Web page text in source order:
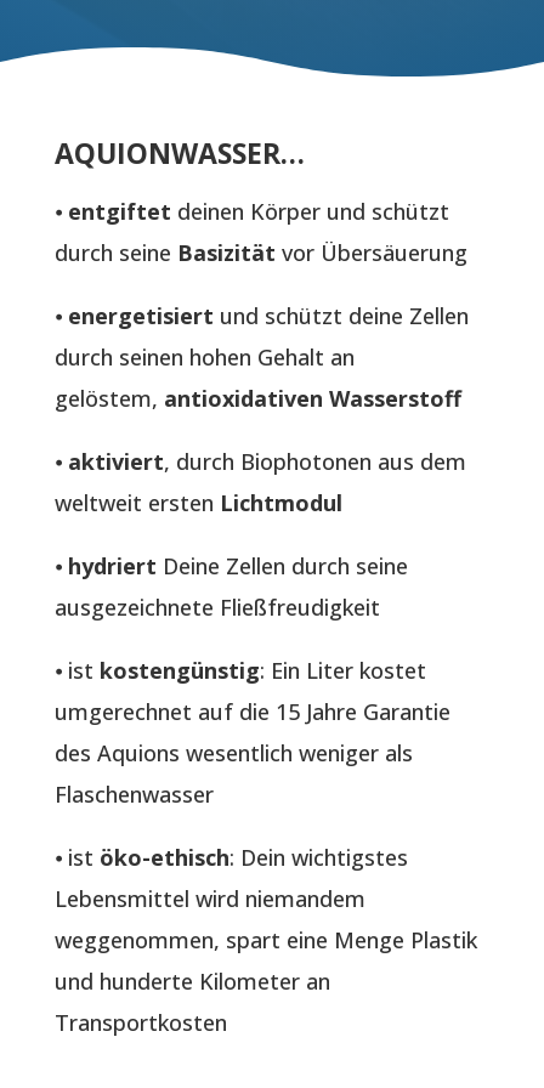
AQUIONWASSER…
⦁ entgiftet deinen Körper und schützt
durch seine Basizität vor Übersäuerung
⦁ energetisiert und schützt deine Zellen
durch seinen hohen Gehalt an
gelöstem, antioxidativen Wasserstoff
⦁ aktiviert, durch Biophotonen aus dem
weltweit ersten Lichtmodul
⦁ hydriert Deine Zellen durch seine
ausgezeichnete Fließfreudigkeit
⦁ ist kostengünstig: Ein Liter kostet
umgerechnet auf die 15 Jahre Garantie
des Aquions wesentlich weniger als
Flaschenwasser
⦁ ist öko-ethisch: Dein wichtigstes
Lebensmittel wird niemandem
weggenommen, spart eine Menge Plastik
und hunderte Kilometer an
Transportkosten